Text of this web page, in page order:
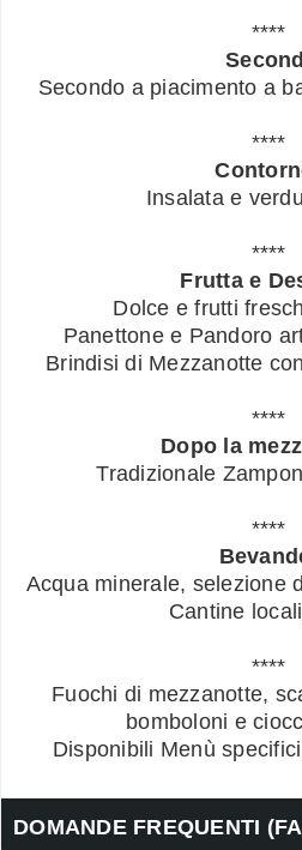
****
Secondo a piacimento a
****
Insalata e
****
Frutta e
Dolce e frutti
Panettone e Pandoro
Brindisi di Mezzanotte
****
Dopo la
Tradizionale
****
Acqua minerale, selezione
Cantine
****
Fuochi di mezzanotte,
bomboloni e
Disponibili Menù
DOMANDE FREQUENTI